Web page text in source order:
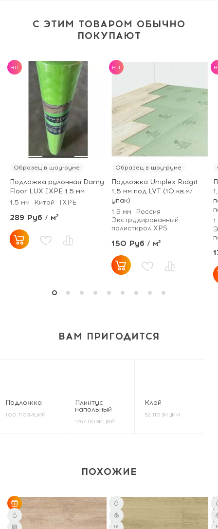
С ЭТИМ ТОВАРОМ ОБЫЧНО
ПОКУПАЮТ
HIT
Образец в шоу-руме
Подложка рулонная Damy
Floor LUX IXPE 1.5 мм
1.5 мм
Китай IXPE
289 Руб / м²
HIT
Образец в шоу-руме
Подложка Uniplex Ridgit
1,5 мм под LVT (10 кв.м/
упак)
1.5 мм
Россия
Экструдированный
полистирол XPS
150 Руб / м²
ВАМ ПРИГОДИТСЯ
Подложка
100 ПОЗИЦИЙ
Плинтус
напольный
1757 ПОЗИЦИЙ
Клей
52 ПОЗИЦИИ
ПОХОЖИЕ